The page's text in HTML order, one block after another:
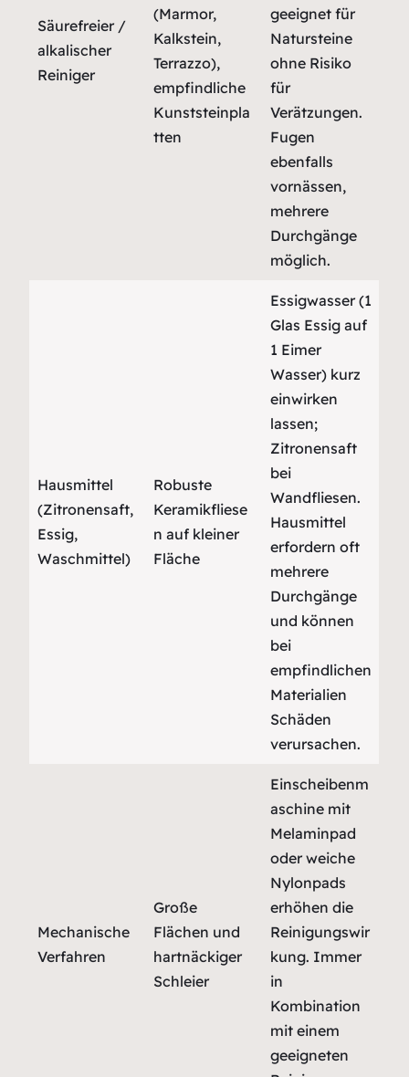
Säurefreier /
alkalischer
Reiniger
(Marmor,
Kalkstein,
Terrazzo),
empfindliche
Kunststeinpla
tten
geeignet für
Natursteine
ohne Risiko
für
Verätzungen.
Fugen
ebenfalls
vornässen,
mehrere
Durchgänge
möglich.
Hausmittel
(Zitronensaft,
Essig,
Waschmittel)
Robuste
Keramikfliese
n auf kleiner
Fläche
Essigwasser (1
Glas Essig auf
1 Eimer
Wasser) kurz
einwirken
lassen;
Zitronensaft
bei
Wandfliesen.
Hausmittel
erfordern oft
mehrere
Durchgänge
und können
bei
empfindlichen
Materialien
Schäden
verursachen.
Mechanische
Verfahren
Große
Flächen und
hartnäckiger
Schleier
Einscheibenm
aschine mit
Melaminpad
oder weiche
Nylonpads
erhöhen die
Reinigungswir
kung. Immer
in
Kombination
mit einem
geeigneten